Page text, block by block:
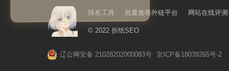
排名工具 批量发布外链平台 网站在线评测
© 2022 折纸SEO
辽公网安备 21028202000083号 京ICP备18039265号-2